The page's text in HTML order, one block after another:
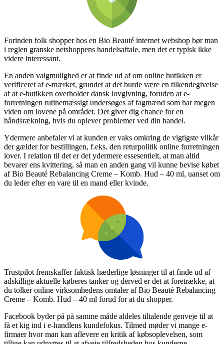
Forinden folk shopper hos en Bio Beauté internet webshop bør man
i reglen granske netshoppens handelsaftale, men det er typisk ikke
videre interessant.
En anden valgmulighed er at finde ud af om online butikken er
verificeret af e-mærket, grundet at det burde være en tilkendegivelse
af at e-butikken overholder dansk lovgivning, foruden at e-
forretningen rutinemæssigt undersøges af fagmænd som har megen
viden om lovene på området. Det giver dig chance for en
håndsrækning, hvis du oplever problemer ved din handel.
Ydermere anbefaler vi at kunden er vaks omkring de vigtigste vilkår
der gælder for bestillingen, f.eks. den returpolitik online forretningen
lover. I relation til det er det ydermere essesentielt, at man altid
bevarer ens kvittering, så man en anden gang vil kunne bevise købet
af Bio Beauté Rebalancing Creme – Komb. Hud – 40 ml, uanset om
du leder efter en vare til en mand eller kvinde.
Trustpilot fremskaffer faktisk hæderlige løsninger til at finde ud af
adskillige aktuelle køberes tanker og derved er det at foretrække, at
du tolker online virksomhedens omtaler af Bio Beauté Rebalancing
Creme – Komb. Hud – 40 ml forud for at du shopper.
Facebook byder på på samme måde aldeles tiltalende genveje til at
få et kig ind i e-handlens kundefokus. Tilmed møder vi mange e-
firmaer hvor man kan aflevere en kritik af købsoplevelsen, som